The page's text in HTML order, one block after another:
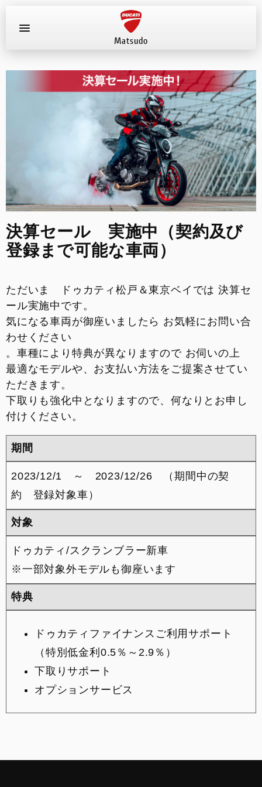
Matsudo
店舗へ電話する
047-330-0916
イベント
店舗案内
FACEBOOK
INSTAGRAM
整備予約
決算セール 実施中（契約及び
登録まで可能な車両）
ただいま ドゥカティ松戸＆東京ベイでは 決算セ
ール実施中です。
気になる車両が御座いましたら お気軽にお問い合
わせください
。車種により特典が異なりますので お伺いの上
最適なモデルや、お支払い方法をご提案させてい
ただきます。
下取りも強化中となりますので、何なりとお申し
付けください。
期間
2023/12/1 ～ 2023/12/26 （期間中の契
約 登録対象車）
対象
ドゥカティ/スクランブラー新車
※一部対象外モデルも御座います
特典
ドゥカティファイナンスご利用サポート
（特別低金利0.5％～2.9％）
下取りサポート
オプションサービス